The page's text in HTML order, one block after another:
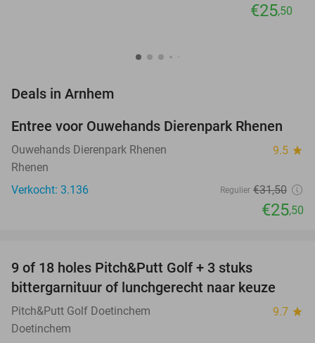
€25,50
Deals in Arnhem
19%
Entree voor Ouwehands Dierenpark Rhenen
Ouwehands Dierenpark Rhenen 9.5 star
Rhenen
Verkocht: 3.136
Regulier €31,50
€25,50
9 of 18 holes Pitch&Putt Golf + 3 stuks
bittergarnituur of lunchgerecht naar keuze
Pitch&Putt Golf Doetinchem 9.7 star
Doetinchem